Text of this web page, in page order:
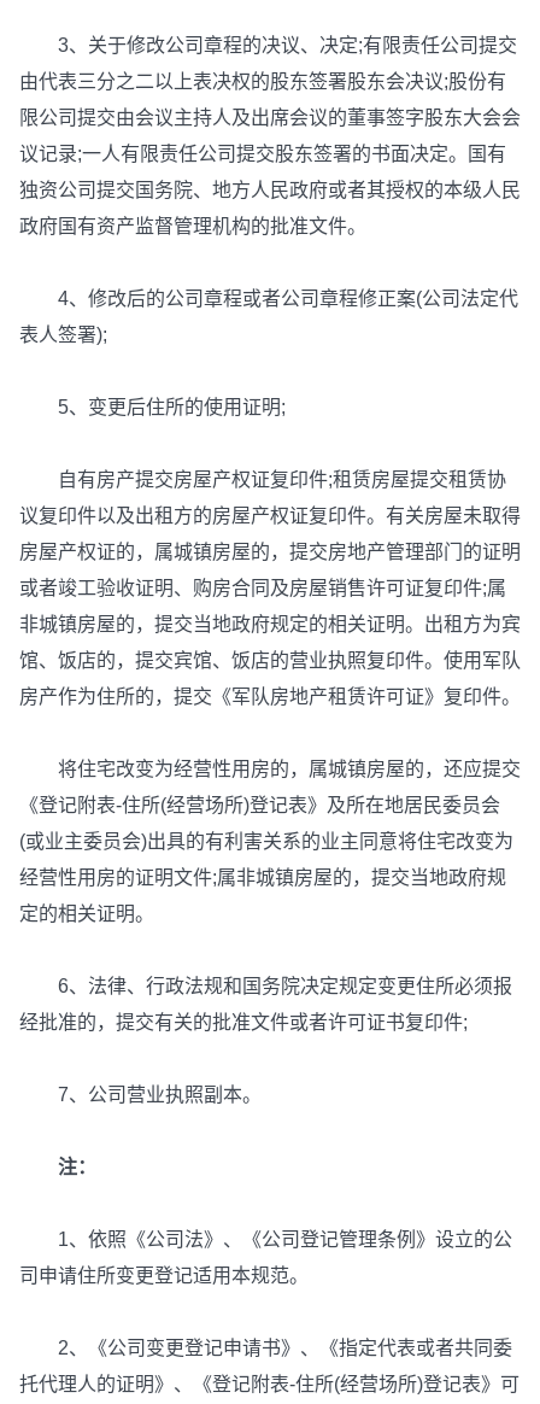
3、关于修改公司章程的决议、决定;有限责任公司提交
由代表三分之二以上表决权的股东签署股东会决议;股份有
限公司提交由会议主持人及出席会议的董事签字股东大会会
议记录;一人有限责任公司提交股东签署的书面决定。国有
独资公司提交国务院、地方人民政府或者其授权的本级人民
政府国有资产监督管理机构的批准文件。
4、修改后的公司章程或者公司章程修正案(公司法定代
表人签署);
5、变更后住所的使用证明;
自有房产提交房屋产权证复印件;租赁房屋提交租赁协
议复印件以及出租方的房屋产权证复印件。有关房屋未取得
房屋产权证的，属城镇房屋的，提交房地产管理部门的证明
或者竣工验收证明、购房合同及房屋销售许可证复印件;属
非城镇房屋的，提交当地政府规定的相关证明。出租方为宾
馆、饭店的，提交宾馆、饭店的营业执照复印件。使用军队
房产作为住所的，提交《军队房地产租赁许可证》复印件。
将住宅改变为经营性用房的，属城镇房屋的，还应提交
《登记附表-住所(经营场所)登记表》及所在地居民委员会
(或业主委员会)出具的有利害关系的业主同意将住宅改变为
经营性用房的证明文件;属非城镇房屋的，提交当地政府规
定的相关证明。
6、法律、行政法规和国务院决定规定变更住所必须报
经批准的，提交有关的批准文件或者许可证书复印件;
7、公司营业执照副本。
注：
1、依照《公司法》、《公司登记管理条例》设立的公
司申请住所变更登记适用本规范。
2、《公司变更登记申请书》、《指定代表或者共同委
托代理人的证明》、《登记附表-住所(经营场所)登记表》可